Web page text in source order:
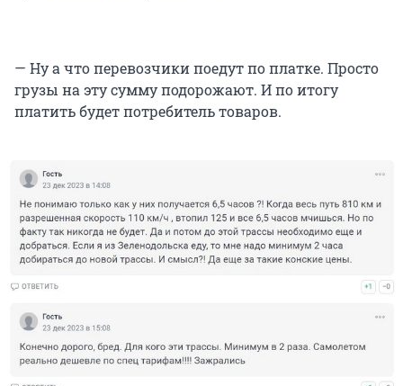
— Ну а что перевозчики поедут по платке. Просто
грузы на эту сумму подорожают. И по итогу
платить будет потребитель товаров.